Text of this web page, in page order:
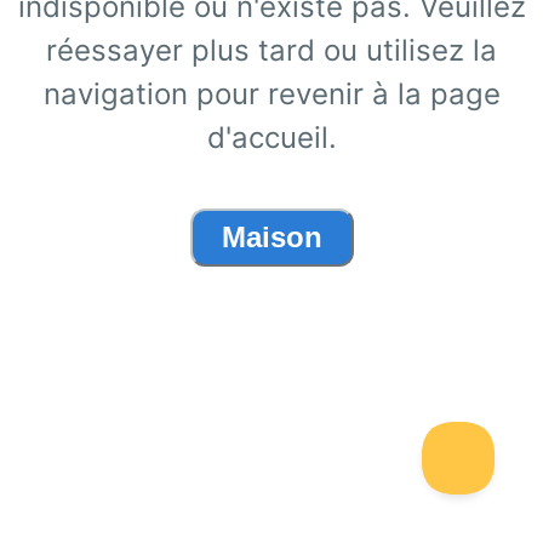
réessayer plus tard ou utilisez la
navigation pour revenir à la page
d'accueil.
Maison